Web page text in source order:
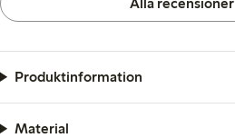
Produktinformation
Material